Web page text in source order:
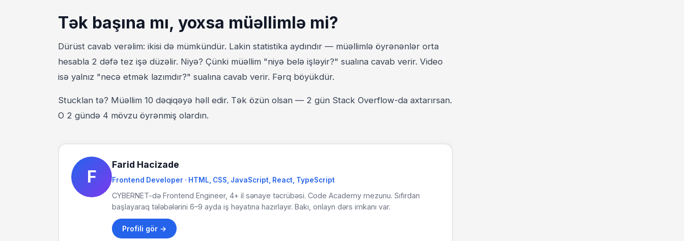
Tək başına mı, yoxsa müəllimlə mi?
Dürüst cavab verəlim: ikisi də mümkündür. Lakin statistika aydındır — müəllimlə öyrənənlər orta
hesabla 2 dəfə tez işə düzəlir. Niyə? Çünki müəllim "niyə belə işləyir?" sualına cavab verir. Video
isə yalnız "necə etmək lazımdır?" sualına cavab verir. Fərq böyükdür.
Stucklan tə? Müəllim 10 dəqiqəyə həll edir. Tək özün olsan — 2 gün Stack Overflow-da axtarırsan.
O 2 gündə 4 mövzu öyrənmiş olardın.
F
Farid Hacizade
Frontend Developer · HTML, CSS, JavaScript, React, TypeScript
CYBERNET-də Frontend Engineer, 4+ il sənaye təcrübəsi. Code Academy mezunu. Sıfırdan
başlayaraq tələbələrini 6–9 ayda iş həyatına hazırlayır. Bakı, onlayn dərs imkanı var.
Profili gör →